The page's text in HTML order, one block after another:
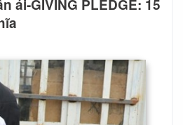
ái-GIVING PLEDGE: 15